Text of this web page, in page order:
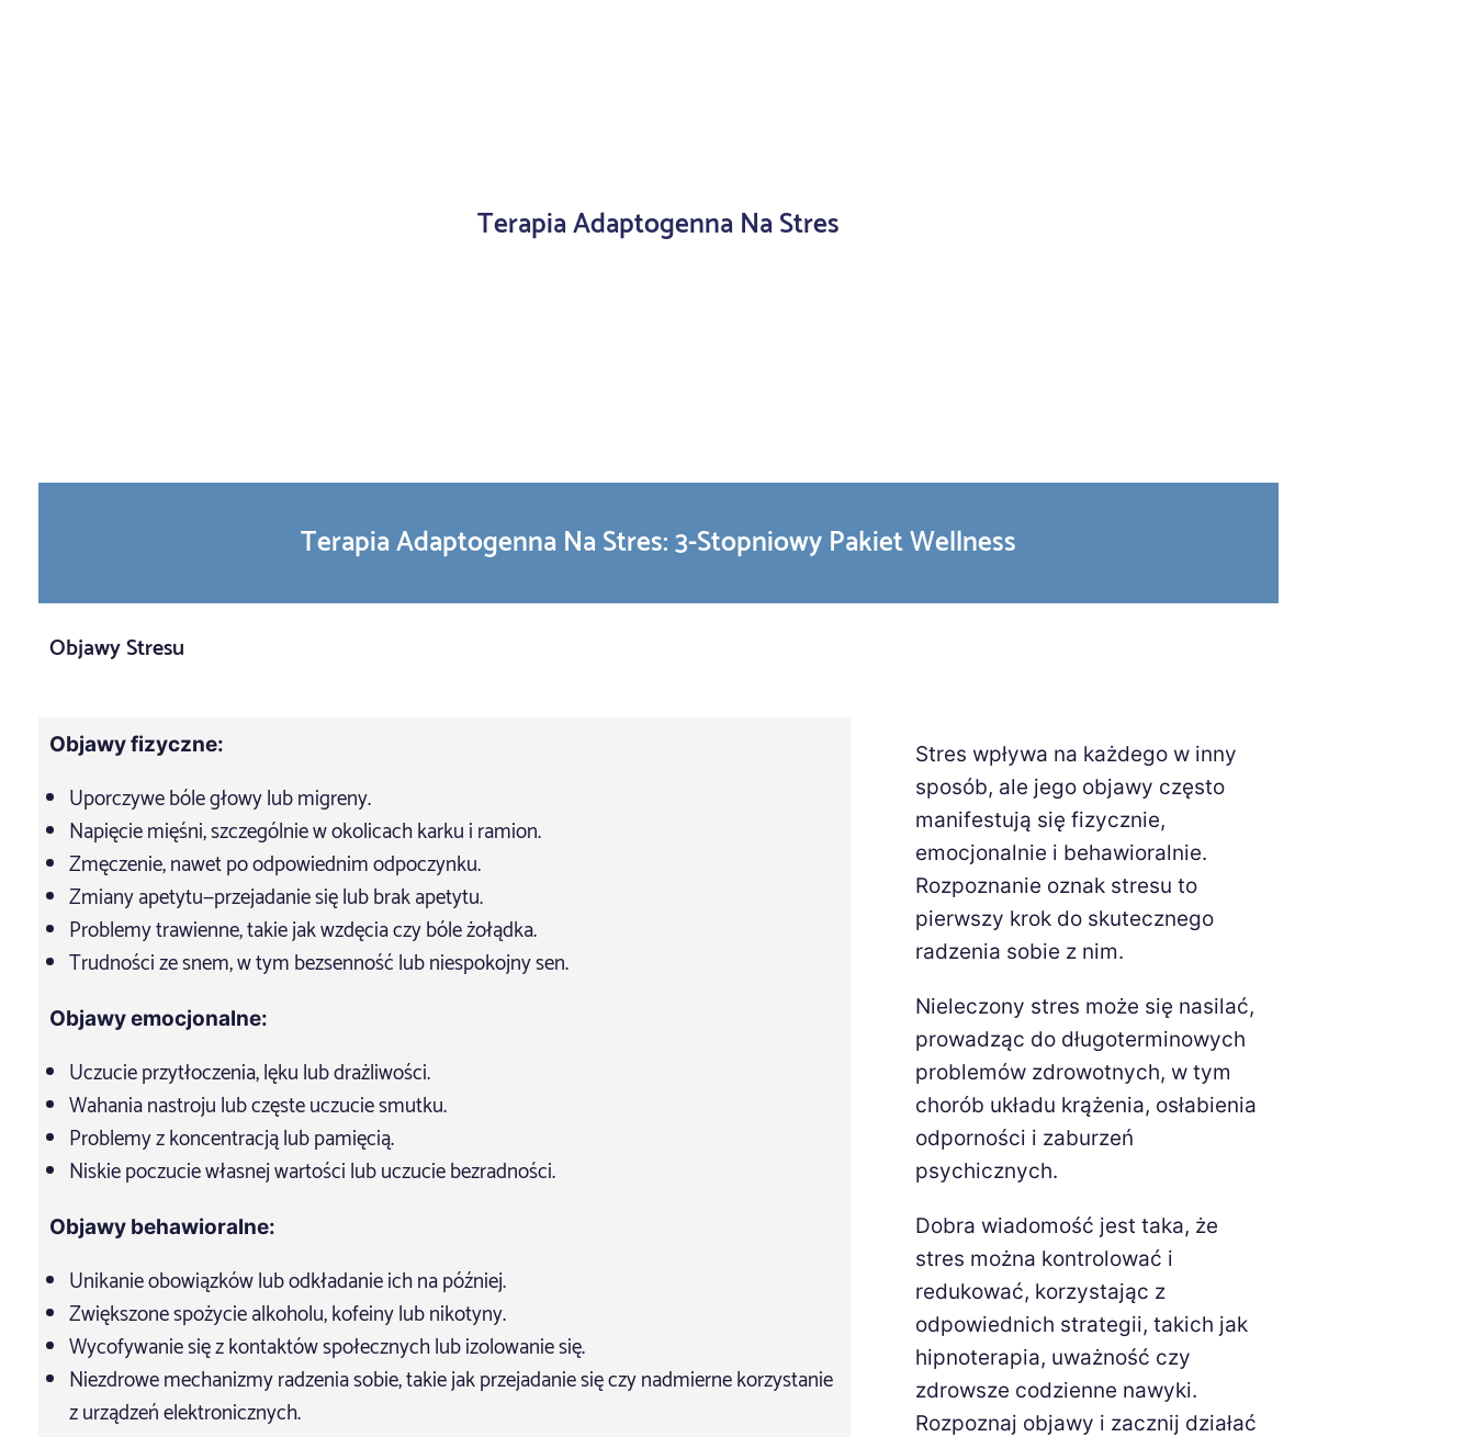
Terapia Adaptogenna Na Stres
Terapia Adaptogenna Na Stres: 3-Stopniowy Pakiet Wellness
Objawy Stresu
Objawy fizyczne:
Uporczywe bóle głowy lub migreny.
Napięcie mięśni, szczególnie w okolicach karku i ramion.
Zmęczenie, nawet po odpowiednim odpoczynku.
Zmiany apetytu—przejadanie się lub brak apetytu.
Problemy trawienne, takie jak wzdęcia czy bóle żołądka.
Trudności ze snem, w tym bezsenność lub niespokojny sen.
Objawy emocjonalne:
Uczucie przytłoczenia, lęku lub drażliwości.
Wahania nastroju lub częste uczucie smutku.
Problemy z koncentracją lub pamięcią.
Niskie poczucie własnej wartości lub uczucie bezradności.
Objawy behawioralne:
Unikanie obowiązków lub odkładanie ich na później.
Zwiększone spożycie alkoholu, kofeiny lub nikotyny.
Wycofywanie się z kontaktów społecznych lub izolowanie się.
Niezdrowe mechanizmy radzenia sobie, takie jak przejadanie się czy nadmierne korzystanie
z urządzeń elektronicznych.
Stres wpływa na każdego w inny
sposób, ale jego objawy często
manifestują się fizycznie,
emocjonalnie i behawioralnie.
Rozpoznanie oznak stresu to
pierwszy krok do skutecznego
radzenia sobie z nim.
Nieleczony stres może się nasilać,
prowadząc do długoterminowych
problemów zdrowotnych, w tym
chorób układu krążenia, osłabienia
odporności i zaburzeń
psychicznych.
Dobra wiadomość jest taka, że
stres można kontrolować i
redukować, korzystając z
odpowiednich strategii, takich jak
hipnoterapia, uważność czy
zdrowsze codzienne nawyki.
Rozpoznaj objawy i zacznij działać